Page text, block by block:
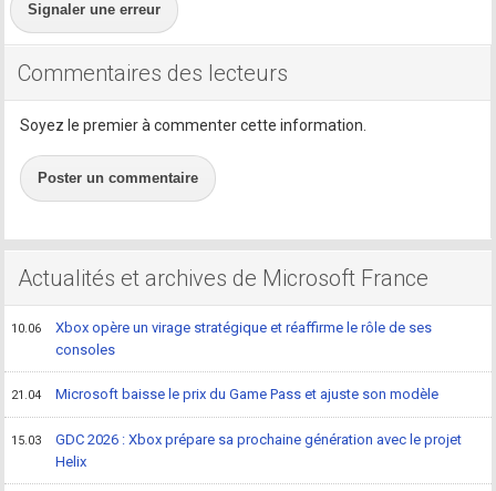
Signaler une erreur
Commentaires des lecteurs
Soyez le premier à commenter cette information.
Poster un commentaire
Actualités et archives de Microsoft France
10.06
Xbox opère un virage stratégique et réaffirme le rôle de ses
consoles
21.04 Microsoft baisse le prix du Game Pass et ajuste son modèle
15.03
GDC 2026 : Xbox prépare sa prochaine génération avec le projet
Helix